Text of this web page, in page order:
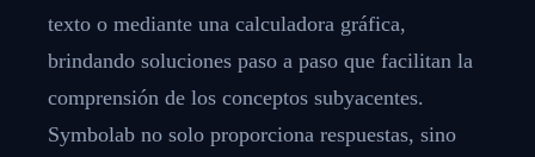
texto o mediante una calculadora gráfica,
brindando soluciones paso a paso que facilitan la
comprensión de los conceptos subyacentes.
Symbolab no solo proporciona respuestas, sino